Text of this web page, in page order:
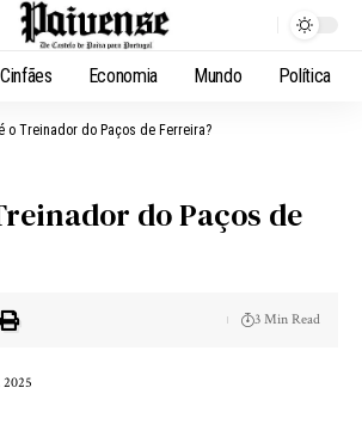
Cinfães Economia Mundo Política
o Treinador do Paços de Ferreira?
do Paços de
2025
3 Min Read